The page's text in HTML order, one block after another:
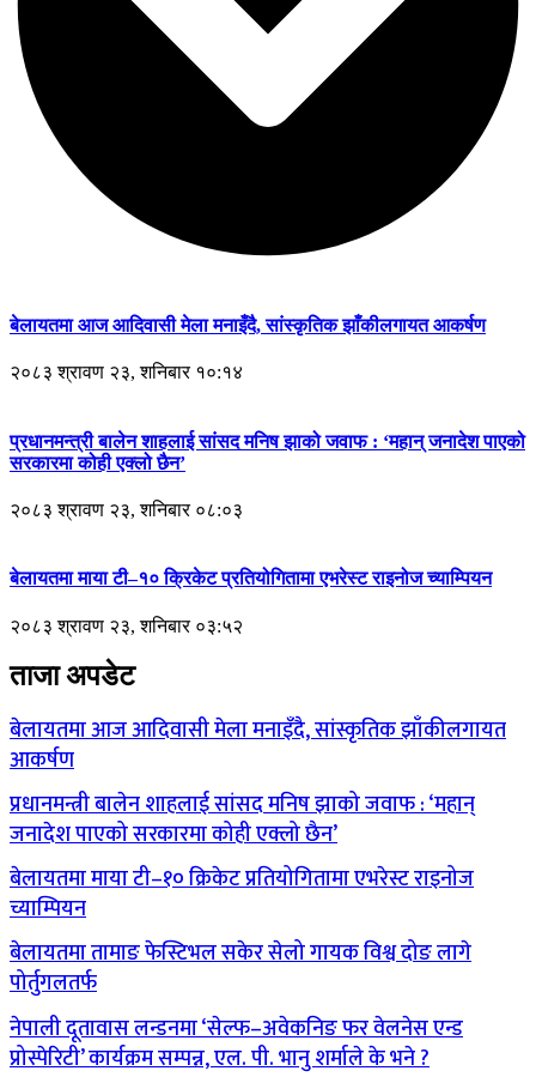
बेलायतमा आज आदिवासी मेला मनाइँदै, सांस्कृतिक झाँकीलगायत आकर्षण
२०८३ श्रावण २३, शनिबार १०:१४
प्रधानमन्त्री बालेन शाहलाई सांसद मनिष झाको जवाफ : ‘महान् जनादेश पाएको
सरकारमा कोही एक्लो छैन’
२०८३ श्रावण २३, शनिबार ०८:०३
बेलायतमा माया टी–१० क्रिकेट प्रतियोगितामा एभरेस्ट राइनोज च्याम्पियन
२०८३ श्रावण २३, शनिबार ०३:५२
ताजा अपडेट
बेलायतमा आज आदिवासी मेला मनाइँदै, सांस्कृतिक झाँकीलगायत
आकर्षण
प्रधानमन्त्री बालेन शाहलाई सांसद मनिष झाको जवाफ : ‘महान्
जनादेश पाएको सरकारमा कोही एक्लो छैन’
बेलायतमा माया टी–१० क्रिकेट प्रतियोगितामा एभरेस्ट राइनोज
च्याम्पियन
बेलायतमा तामाङ फेस्टिभल सकेर सेलो गायक विश्व दोङ लागे
पोर्तुगलतर्फ
नेपाली दूतावास लन्डनमा ‘सेल्फ–अवेकनिङ फर वेलनेस एन्ड
प्रोस्पेरिटी’ कार्यक्रम सम्पन्न, एल. पी. भानु शर्माले के भने ?